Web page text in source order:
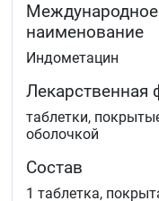
Международное
наименование
Индометацин
Лекарственная
таблетки,
оболочкой
Состав
1 таблетка,